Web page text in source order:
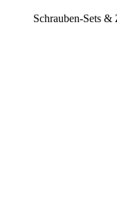
Schrauben-Sets &